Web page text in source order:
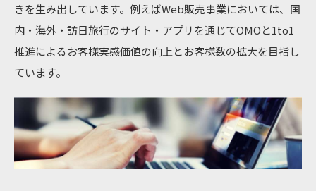
きを生み出しています。例えばWeb販売事業においては、国
内・海外・訪日旅行のサイト・アプリを通じてOMOと1to1
推進によるお客様実感価値の向上とお客様数の拡大を目指し
ています。